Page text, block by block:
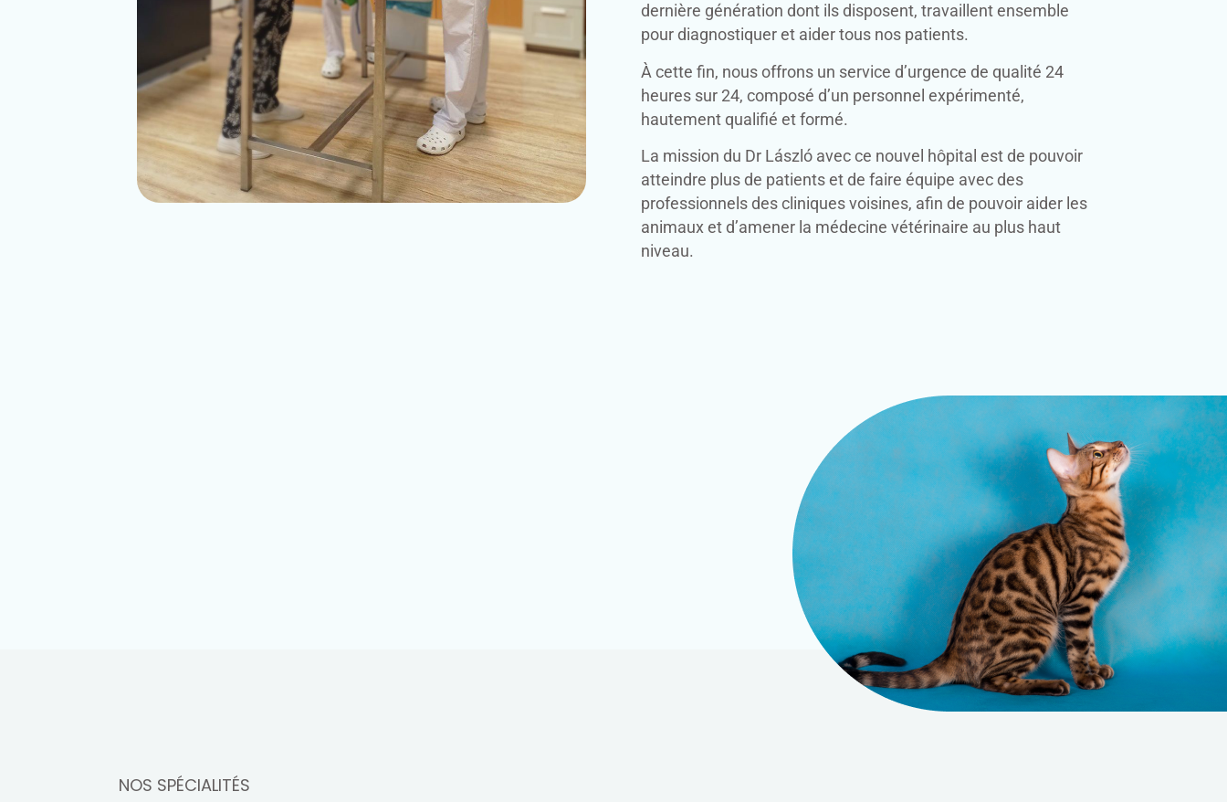
dernière génération dont ils disposent, travaillent ensemble
pour diagnostiquer et aider tous nos patients.
À cette fin, nous offrons un service d’urgence de qualité 24
heures sur 24, composé d’un personnel expérimenté,
hautement qualifié et formé.
La mission du Dr László avec ce nouvel hôpital est de pouvoir
atteindre plus de patients et de faire équipe avec des
professionnels des cliniques voisines, afin de pouvoir aider les
animaux et d’amener la médecine vétérinaire au plus haut
niveau.
NOS SPÉCIALITÉS